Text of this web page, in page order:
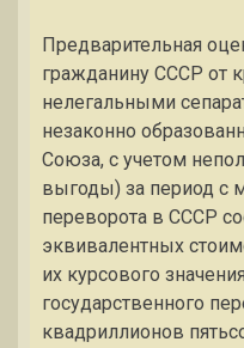
Предварительная
гражданину СССР от
нелегальными
незаконно
Союза, с учетом
выгоды) за период с
переворота в СССР
эквивалентных
их курсового
государственного
квадриллионов